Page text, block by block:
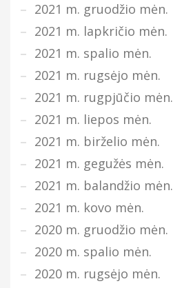
2021 m. gruodžio mėn.
2021 m. lapkričio mėn.
2021 m. spalio mėn.
2021 m. rugsėjo mėn.
2021 m. rugpjūčio mėn.
2021 m. liepos mėn.
2021 m. birželio mėn.
2021 m. gegužės mėn.
2021 m. balandžio mėn.
2021 m. kovo mėn.
2020 m. gruodžio mėn.
2020 m. spalio mėn.
2020 m. rugsėjo mėn.